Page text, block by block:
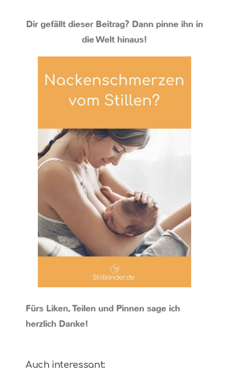
Dir gefällt dieser Beitrag? Dann pinne ihn in
die Welt hinaus!
Fürs Liken, Teilen und Pinnen sage ich
herzlich Danke!
Auch interessant: